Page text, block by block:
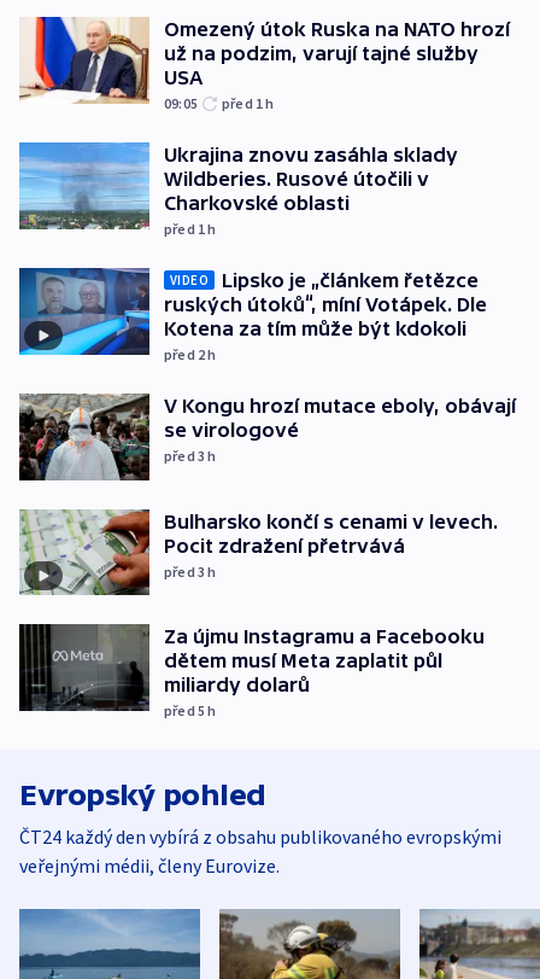
Omezený útok Ruska na NATO hrozí
už na podzim, varují tajné služby
USA
09:05 před 1h
Ukrajina znovu zasáhla sklady
Wildberies. Rusové útočili v
Charkovské oblasti
před 1h
VIDEO
Lipsko je „článkem řetězce
ruských útoků“, míní Votápek. Dle
Kotena za tím může být kdokoli
před 2h
V Kongu hrozí mutace eboly, obávají
se virologové
před 3h
Bulharsko končí s cenami v levech.
Pocit zdražení přetrvává
před 3h
Za újmu Instagramu a Facebooku
dětem musí Meta zaplatit půl
miliardy dolarů
před 5h
Evropský pohled
ČT24 každý den vybírá z obsahu publikovaného evropskými
veřejnými médii, členy Eurovize.